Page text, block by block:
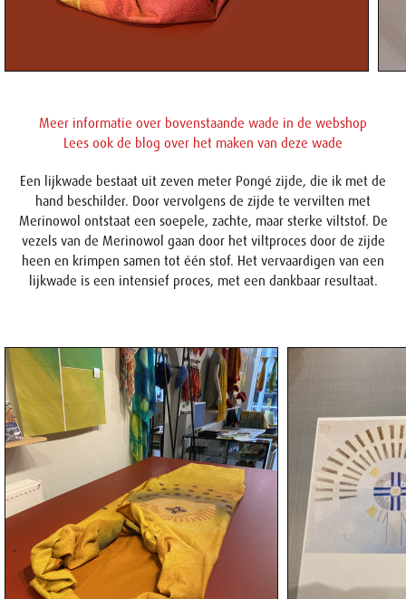
Meer informatie over bovenstaande wade in de webshop
Lees ook de blog over het maken van deze wade
Een lijkwade bestaat uit zeven meter Pongé zijde, die ik met de
hand beschilder. Door vervolgens de zijde te vervilten met
Merinowol ontstaat een soepele, zachte, maar sterke viltstof. De
vezels van de Merinowol gaan door het viltproces door de zijde
heen en krimpen samen tot één stof. Het vervaardigen van een
lijkwade is een intensief proces, met een dankbaar resultaat.